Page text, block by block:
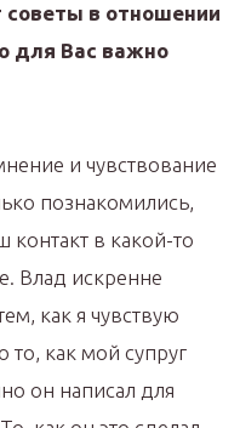
советы в отношении
для Вас важно
и чувствование
познакомились,
контакт в какой-то
Влад искренне
как я чувствую
как мой супруг
он написал для